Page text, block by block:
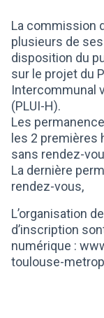
(Lien externe)
La commission
plusieurs de
disposition du
sur le projet du
Intercommunal
(PLUI-H).
Les
les 2 premières
sans rendez-
La dernière
rendez-vous,
L’organisation
d’inscription
numérique :
toulouse-